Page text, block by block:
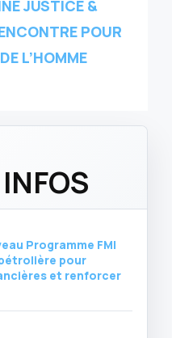
JUSTICE &
POUR
L’HOMME
Programme FMI
pour
et renforcer